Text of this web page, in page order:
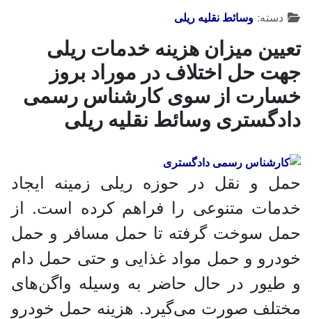
توضیحات
دسته: وسائط نقلیه ریلی
تعیین میزان هزینه خدمات ریلی
جهت حل اختلاف در موراد بروز
خسارت از سوی کارشناس رسمی
دادگستری وسائط نقلیه ریلی
حمل و نقل در حوزه ریلی زمینه ایجاد
خدمات متنوعی را فراهم کرده است. از
حمل سوخت گرفته تا حمل مسافر و حمل
خودرو و حمل مواد غذایی و حتی حمل دام
و طیور در حال حاضر به وسیله واگن‌های
مختلف صورت می‌گیرد. هزینه حمل خودرو